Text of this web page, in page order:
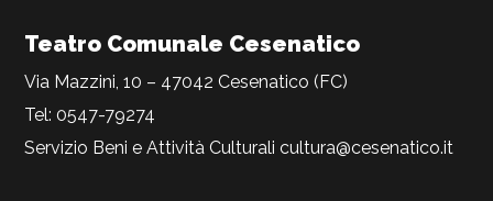
Teatro Comunale Cesenatico
Via Mazzini, 10 – 47042 Cesenatico (FC)
Tel: 0547-79274
Servizio Beni e Attività Culturalicultura@cesenatico.it